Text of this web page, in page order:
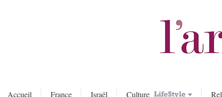
Accueil France Israël Culture